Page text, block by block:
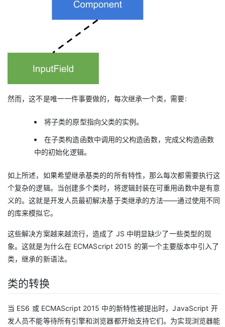
然而，这不是唯一一件事要做的，每次继承一个类，需要:
将子类的原型指向父类的实例。
在子类构造函数中调用的父构造函数，完成父构造函数
中的初始化逻辑。
如上所述，如果希望继承基类的的所有特性，那么每次都需要执行这
个复杂的逻辑。当创建多个类时，将逻辑封装在可重用函数中是有意
义的。这就是开发人员最初解决基于类继承的方法——通过使用不同
的库来模拟它。
这些解决方案越来越流行，造成了 JS 中明显缺少了一些类型的现
象。这就是为什么在 ECMAScript 2015 的第一个主要版本中引入了
类，继承的新语法。
类的转换
当 ES6 或 ECMAScript 2015 中的新特性被提出时，JavaScript 开
发人员不能等待所有引擎和浏览器都开始支持它们。为实现浏览器能